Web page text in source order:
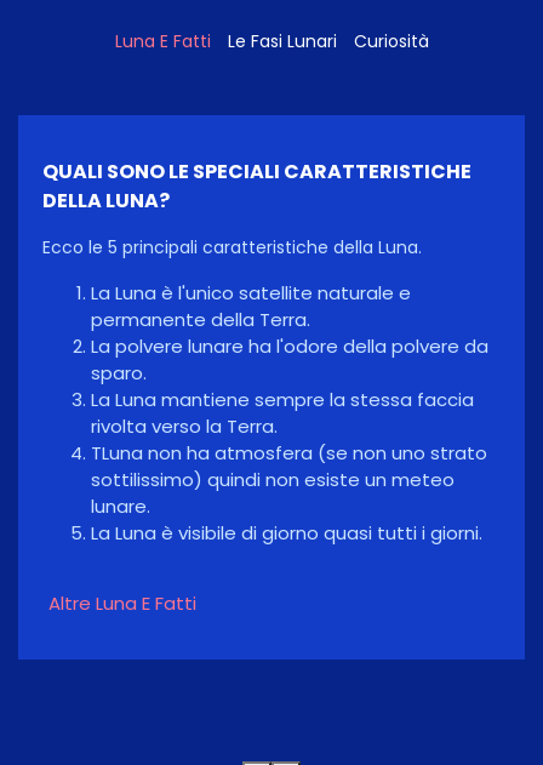
Luna E Fatti Le Fasi Lunari Curiosità
QUALI SONO LE SPECIALI CARATTERISTICHE
DELLA LUNA?
Ecco le 5 principali caratteristiche della Luna.
La Luna è l'unico satellite naturale e
permanente della Terra.
La polvere lunare ha l'odore della polvere da
sparo.
La Luna mantiene sempre la stessa faccia
rivolta verso la Terra.
TLuna non ha atmosfera (se non uno strato
sottilissimo) quindi non esiste un meteo
lunare.
La Luna è visibile di giorno quasi tutti i giorni.
Altre Luna E Fatti